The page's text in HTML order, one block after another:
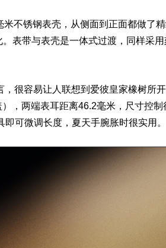
米不锈钢表壳 ，从侧面到正面都做了
表带与表壳是一体式过渡，同样采
，很容易让人联想到 爱彼皇家橡树所
，两端表耳距离46.2毫米，尺寸控制
可微调长度，夏天手腕胀时很实用。